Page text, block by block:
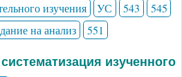
изучения УС 543
545
на анализ 551
изученного